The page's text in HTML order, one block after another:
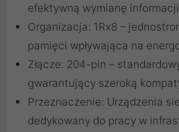
efektywną wymianę
Organizacja: 1Rx8 –
pamięci wpływająca na
Złącze: 204-pin –
gwarantujący szeroką
Przeznaczenie: Urządzenia
dedykowany do pracy w